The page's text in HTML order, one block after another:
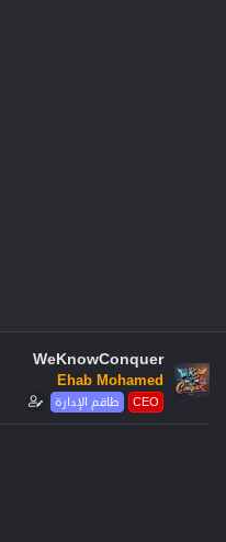
WeKnowConquer
Ehab Mohamed
طاقم الإدارة CEO